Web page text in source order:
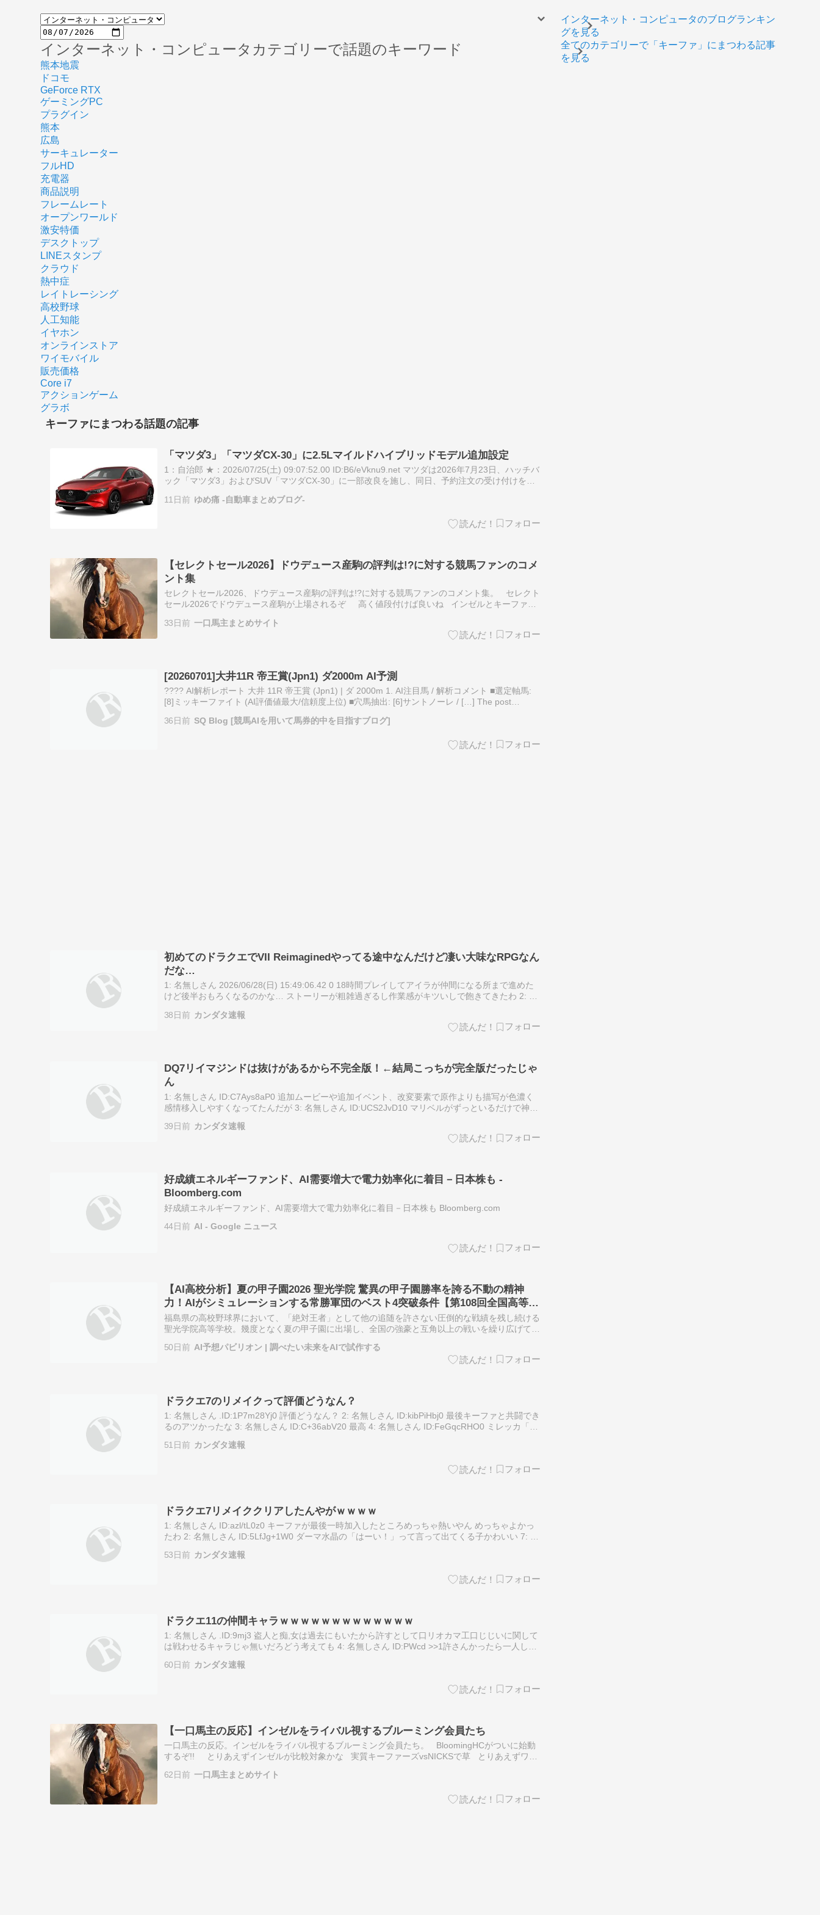
インターネット・コンピュータカテゴリーで話題のキーワード
熊本地震
ドコモ
GeForce RTX
ゲーミングPC
プラグイン
熊本
広島
サーキュレーター
フルHD
充電器
商品説明
フレームレート
オープンワールド
激安特価
デスクトップ
LINEスタンプ
クラウド
熱中症
レイトレーシング
高校野球
人工知能
イヤホン
オンラインストア
ワイモバイル
販売価格
Core i7
アクションゲーム
グラボ
キーファにまつわる話題の記事
「マツダ3」「マツダCX-30」に2.5Lマイルドハイブリッドモデル追加設定
1：自治郎 ★：2026/07/25(土) 09:07:52.00 ID:B6/eVknu9.net マツダは2026年7月23日、ハッチバ
ック「マツダ3」およびSUV「マツダCX-30」に一部改良を施し、同日、予約注文の受け付けを開
11日前 ゆめ痛 -自動車まとめブログ-
【セレクトセール2026】ドウデュース産駒の評判は!?に対する競馬ファンのコメ
ント集
セレクトセール2026、ドウデュース産駒の評判は!?に対する競馬ファンのコメント集。 セレクト
セール2026でドウデュース産駒が上場されるぞ 高く値段付けば良いね インゼルとキーファー
33日前 一口馬主まとめサイト
[20260701]大井11R 帝王賞(Jpn1) ダ2000m AI予測
???? AI解析レポート 大井 11R 帝王賞 (Jpn1) | ダ 2000m 1. AI注目馬 / 解析コメント ■選定軸馬:
[8]ミッキーファイト (AI評価値最大/信頼度上位) ■穴馬抽出: [6]サントノーレ / […] The post
36日前 SQ Blog [競馬AIを用いて馬券的中を目指すブログ]
初めてのドラクエでVII Reimaginedやってる途中なんだけど凄い大味なRPGなん
だな…
1: 名無しさん 2026/06/28(日) 15:49:06.42 0 18時間プレイしてアイラが仲間になる所まで進めた
けど後半おもろくなるのかな… ストーリーが粗雑過ぎるし作業感がキツいしで飽きてきたわ 2: 名
38日前 カンダタ速報
DQ7リイマジンドは抜けがあるから不完全版！←結局こっちが完全版だったじゃ
ん
1: 名無しさん ID:C7Ays8aP0 追加ムービーや追加イベント、改変要素で原作よりも描写が色濃く
感情移入しやすくなってたんだが 3: 名無しさん ID:UCS2JvD10 マリベルがずっといるだけで神改
39日前 カンダタ速報
好成績エネルギーファンド、AI需要増大で電力効率化に着目－日本株も -
Bloomberg.com
好成績エネルギーファンド、AI需要増大で電力効率化に着目－日本株も Bloomberg.com
44日前 AI - Google ニュース
【AI高校分析】夏の甲子園2026 聖光学院 驚異の甲子園勝率を誇る不動の精神
力！AIがシミュレーションする常勝軍団のベスト4突破条件【第108回全国高等学
校野球選手権大会】
福島県の高校野球界において、「絶対王者」として他の追随を許さない圧倒的な戦績を残し続ける
聖光学院高等学校。幾度となく夏の甲子園に出場し、全国の強豪と互角以上の戦いを繰り広げてき
ベルであるこ…
50日前 AI予想パビリオン | 調べたい未来をAIで試作する
ドラクエ7のリメイクって評価どうなん？
1: 名無しさん .ID:1P7m28Yj0 評価どうなん？ 2: 名無しさん ID:kibPiHbj0 最後キーファと共闘でき
るのアツかったな 3: 名無しさん ID:C+36abV20 最高 4: 名無しさん ID:FeGqcRHO0 ミレッカ「は
51日前 カンダタ速報
ドラクエ7リメイククリアしたんやがｗｗｗｗ
1: 名無しさん ID:azl/tL0z0 キーファが最後一時加入したところめっちゃ熱いやん めっちゃよかっ
たわ 2: 名無しさん ID:5LfJg+1W0 ダーマ水晶の「はーい！」って言って出てくる子かわいい 7: 名
53日前 カンダタ速報
ドラクエ11の仲間キャラｗｗｗｗｗｗｗｗｗｗｗｗｗ
1: 名無しさん .ID:9mj3 盗人と痴,女は過去にもいたから許すとして口リオカマ工口じじいに関して
は戦わせるキャラじゃ無いだろどう考えても 4: 名無しさん ID:PWcd >>1許さんかったら一人しか
60日前 カンダタ速報
【一口馬主の反応】インゼルをライバル視するブルーミング会員たち
一口馬主の反応。インゼルをライバル視するブルーミング会員たち。 BloomingHCがついに始動
するぞ!! とりあえずインゼルが比較対象かな 実質キーファーズvsNICKSで草 とりあえずワラ
62日前 一口馬主まとめサイト
インターネット・コンピュータのブログランキン
グを見る
全てのカテゴリーで「キーファ」にまつわる記事
を見る